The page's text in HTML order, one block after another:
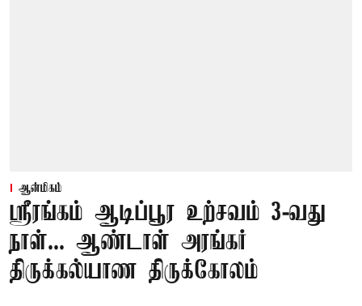
ஆன்மிகம்
ஸ்ரீரங்கம் ஆடிப்பூர உற்சவம் 3-வது
நாள்... ஆண்டாள் அரங்கர்
திருக்கல்யாண திருக்கோலம்